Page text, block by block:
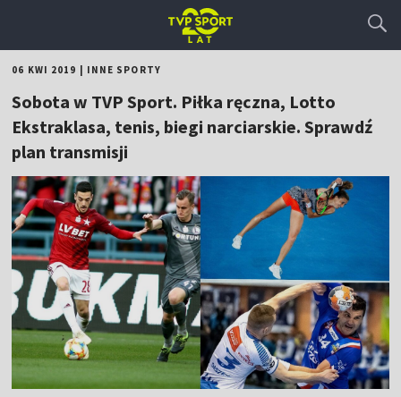
06 KWI 2019 INNE SPORTY
Sobota w TVP Sport. Piłka ręczna, Lotto
Ekstraklasa, tenis, biegi narciarskie. Sprawdź
plan transmisji